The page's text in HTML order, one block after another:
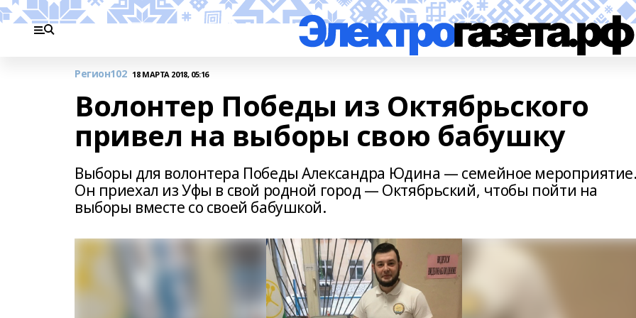
Регион102 18 МАРТА 2018, 05:16
Волонтер Победы из Октябрьского
привел на выборы свою бабушку
Выборы для волонтера Победы Александра Юдина — семейное
Он приехал из Уфы в свой родной город — Октябрьский, чтобы пойти на
выборы вместе со своей бабушкой.